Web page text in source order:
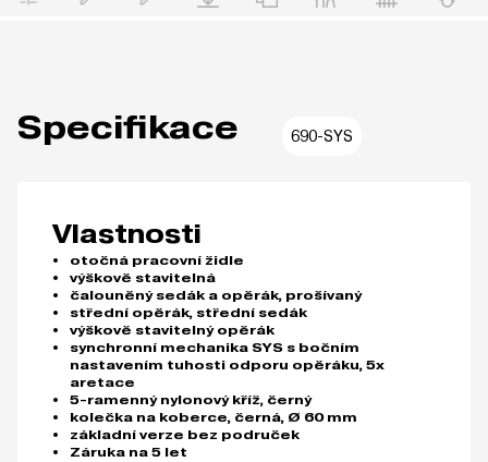
Specifikace 690-SYS
Vlastnosti
otočná pracovní židle
výškově stavitelná
čalouněný sedák a opěrák, prošívaný
střední opěrák, střední sedák
výškově stavitelný opěrák
synchronní mechanika SYS s bočním
nastavením tuhosti odporu opěráku, 5x
aretace
5-ramenný nylonový kříž, černý
kolečka na koberce, černá, Ø 60 mm
základní verze bez područek
Záruka na 5 let